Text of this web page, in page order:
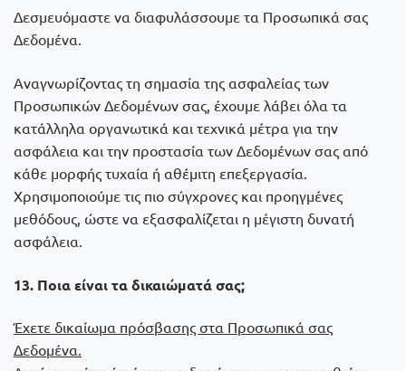
Δεσμευόμαστε να διαφυλάσσουμε τα Προσωπικά σας
Δεδομένα.
Αναγνωρίζοντας τη σημασία της ασφαλείας των
Προσωπικών Δεδομένων σας, έχουμε λάβει όλα τα
κατάλληλα οργανωτικά και τεχνικά μέτρα για την
ασφάλεια και την προστασία των Δεδομένων σας από
κάθε μορφής τυχαία ή αθέμιτη επεξεργασία.
Χρησιμοποιούμε τις πιο σύγχρονες και προηγμένες
μεθόδους, ώστε να εξασφαλίζεται η μέγιστη δυνατή
ασφάλεια.
13. Ποια είναι τα δικαιώματά σας;
Έχετε δικαίωμα πρόσβασης στα Προσωπικά σας
Δεδομένα.